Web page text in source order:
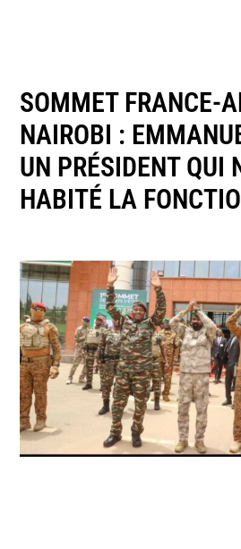
SOMMET FRANCE-
NAIROBI :
UN PRÉSIDENT QUI
HABITÉ LA